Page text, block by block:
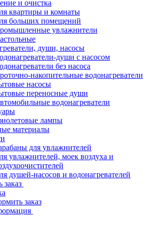
и очистка
квартиры и комнаты
больших помещений
увлажнители
души, насосы
души с насосом
без насоса
накопительные водонагреватели
насосы
переносные души
водонагреватели
лампы
материалы
для увлажнителей
увлажнителей, моек воздуха и
душей-насосов и водонагревателей
заказ